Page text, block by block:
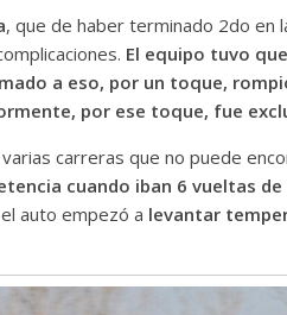
, que de haber terminado 2do en
El equipo tuvo
a eso, por un toque,
por ese toque, fue
carreras que no puede
cuando iban 6 vueltas
auto empezó a levantar